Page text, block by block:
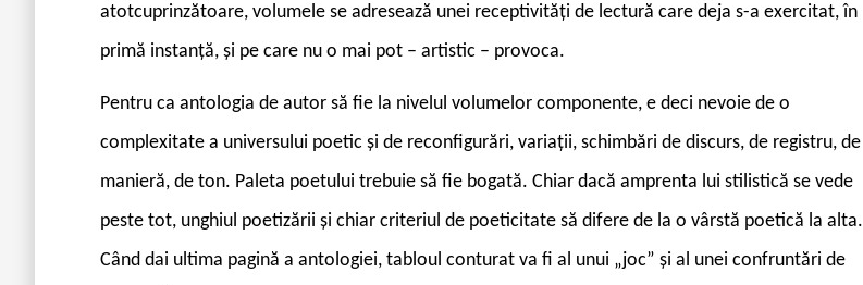
atotcuprinzătoare, volumele se adresează unei receptivități de lectură care deja s-a exercitat, în
primă instanță, și pe care nu o mai pot – artistic – provoca.
Pentru ca antologia de autor să fie la nivelul volumelor componente, e deci nevoie de o
complexitate a universului poetic și de reconfigurări, variații, schimbări de discurs, de registru, de
manieră, de ton. Paleta poetului trebuie să fie bogată. Chiar dacă amprenta lui stilistică se vede
peste tot, unghiul poetizării și chiar criteriul de poeticitate să difere de la o vârstă poetică la alta.
Când dai ultima pagină a antologiei, tabloul conturat va fi al unui „joc” și al unei confruntări de